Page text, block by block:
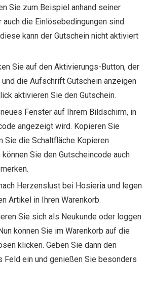
Sie zum Beispiel anhand seiner
auch die Einlösebedingungen sind
kann der Gutschein nicht aktiviert
Sie auf den Aktivierungs-Button, der
die Aufschrift Gutschein anzeigen
aktivieren Sie den Gutschein.
Fenster auf Ihrem Bildschirm, in
angezeigt wird. Kopieren Sie
Sie die Schaltfläche Kopieren
Sie den Gutscheincode auch
Herzenslust bei Hosieria und legen
Artikel in Ihren Warenkorb.
Sie sich als Neukunde oder loggen
können Sie im Warenkorb auf die
klicken. Geben Sie dann den
Feld ein und genießen Sie besonders